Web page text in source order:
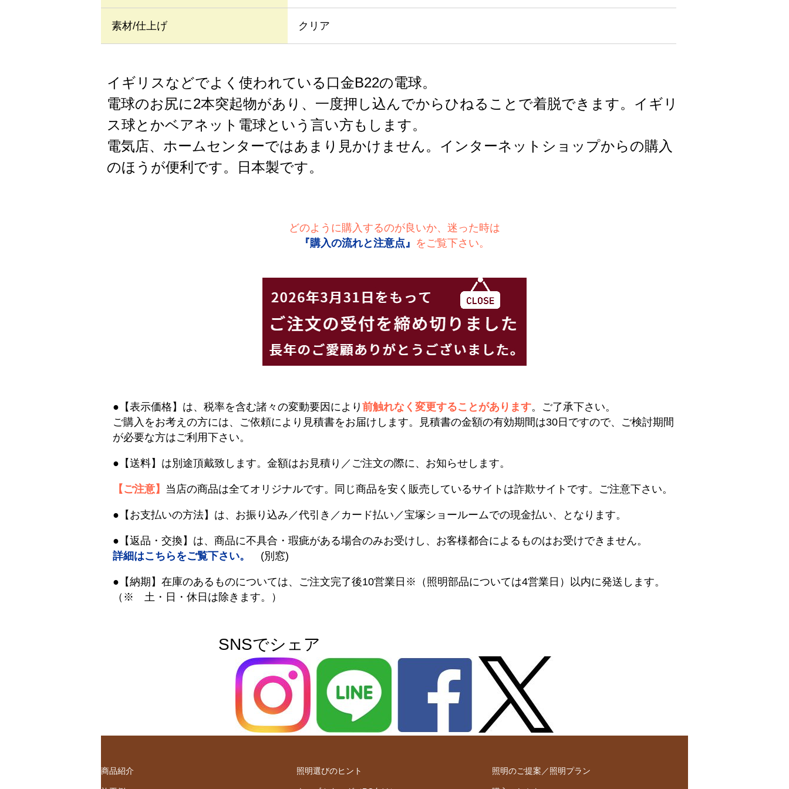
素材/仕上げ クリア
イギリスなどでよく使われている口金B22の電球。
電球のお尻に2本突起物があり、一度押し込んでからひねることで着脱できます。イギリ
ス球とかベアネット電球という言い方もします。
電気店、ホームセンターではあまり見かけません。インターネットショップからの購入
のほうが便利です。日本製です。
どのように購入するのが良いか、迷った時は
『購入の流れと注意点』 をご覧下さい。
●【表示価格】は、税率を含む諸々の変動要因により 前触れなく変更することがあります。ご了承下さい。
ご購入をお考えの方には、ご依頼により見積書をお届けします。見積書の金額の有効期間は30日ですので、ご検討期間
が必要な方はご利用下さい。
●【送料】は別途頂戴致します。金額はお見積り／ご注文の際に、お知らせします。
【ご注意】 当店の商品は全てオリジナルです。同じ商品を安く販売しているサイトは詐欺サイトです。ご注意下さい。
●【お支払いの方法】は、お振り込み／代引き／カード払い／宝塚ショールームでの現金払い、となります。
●【返品・交換】は、商品に不具合・瑕疵がある場合のみお受けし、お客様都合によるものはお受けできません。
詳細はこちらをご覧下さい。
(別窓)
●【納期】在庫のあるものについては、ご注文完了後10営業日※（照明部品については4営業日）以内に発送します。
（※ 土・日・休日は除きます。）
SNSでシェア
商品紹介 照明選びのヒント 照明のご提案／照明プラン